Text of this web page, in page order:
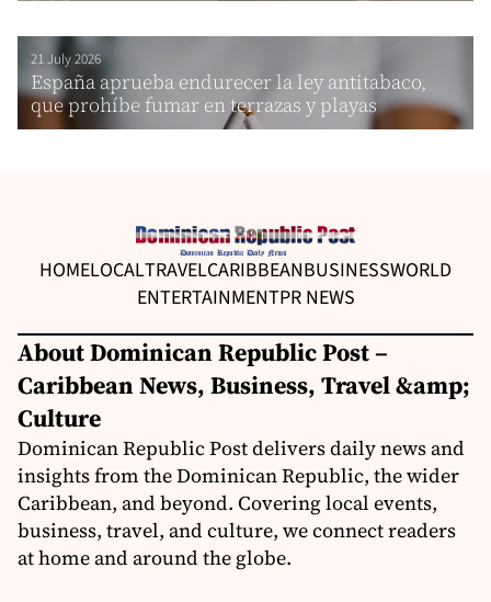
21 July 2026
España aprueba endurecer la ley antitabaco,
que prohíbe fumar en terrazas y playas
HOMELOCALTRAVELCARIBBEANBUSINESSWORLD
ENTERTAINMENTPR NEWS
About Dominican Republic Post –
Caribbean News, Business, Travel &amp;
Culture
Dominican Republic Post delivers daily news and
insights from the Dominican Republic, the wider
Caribbean, and beyond. Covering local events,
business, travel, and culture, we connect readers
at home and around the globe.